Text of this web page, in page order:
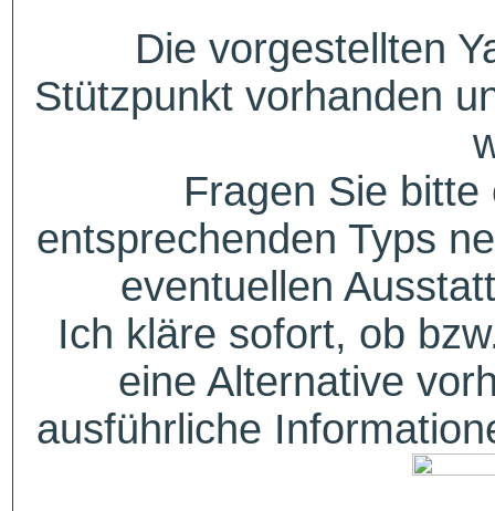
Die vorgestellten
Stützpunkt vorhanden
Fragen Sie
entsprechenden Typs
eventuellen
Ich kläre sofort, ob
eine Alternative
ausführliche